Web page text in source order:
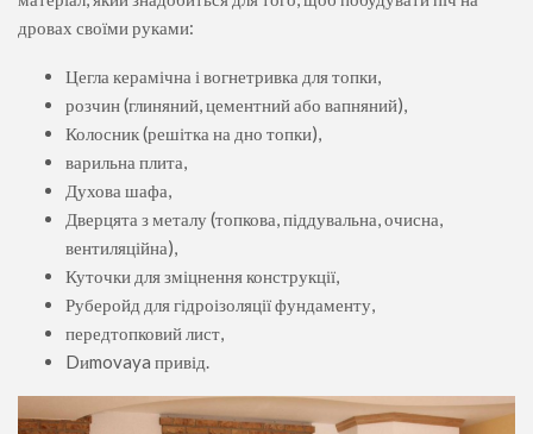
дровах своїми руками:
Цегла керамічна і вогнетривка для топки,
розчин (глиняний, цементний або вапняний),
Колосник (решітка на дно топки),
варильна плита,
Духова шафа,
Дверцята з металу (топкова, піддувальна, очисна,
вентиляційна),
Куточки для зміцнення конструкції,
Руберойд для гідроізоляції фундаменту,
передтопковий лист,
Dиmovaya привід.